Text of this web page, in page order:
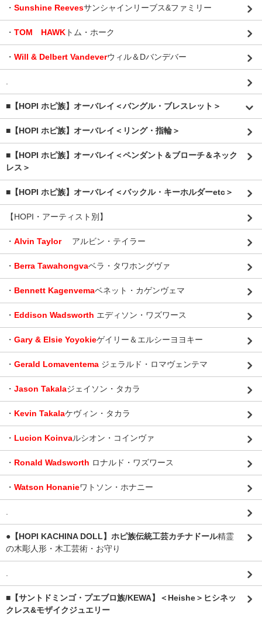
・ Sunshine Reevesサンシャインリーブス&ファミリー
・ TOM HAWK トム・ホーク
・ Will & Delbert Vandeverウィル＆Dバンデバー
■【HOPI ホピ族】オーバレイ＜バングル・ブレスレット＞
■【HOPI ホピ族】オーバレイ＜リング・指輪＞
■【HOPI ホピ族】オーバレイ＜ペンダント＆ブローチ＆ネック
レス＞
■【HOPI ホピ族】オーバレイ＜バックル・キーホルダーetc＞
【HOPI・アーティスト別】
・ Alvin Taylor アルビン・テイラー
・ Berra Tawahongvaベラ・タワホングヴァ
・ Bennett Kagenvemaベネット・カゲンヴェマ
・ Eddison Wadsworth エディソン・ワズワース
・ Gary & Elsie Yoyokieゲイリー＆エルシーヨヨキー
・ Gerald Lomaventema ジェラルド・ロマヴェンテマ
・ Jason Takalaジェイソン・タカラ
・ Kevin Takalaケヴィン・タカラ
・ Lucion Koinvaルシオン・コインヴァ
・ Ronald Wadsworth ロナルド・ワズワース
・ Watson Honanieワトソン・ホナニー
●【HOPI KACHINA DOLL】ホピ族伝統工芸カチナドール精霊
の木彫人形・木工芸術・お守り
■【サントドミンゴ・プエブロ族/KEWA】＜Heishe＞ヒシネッ
クレス&モザイクジュエリー